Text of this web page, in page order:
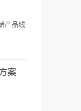
产品线
案